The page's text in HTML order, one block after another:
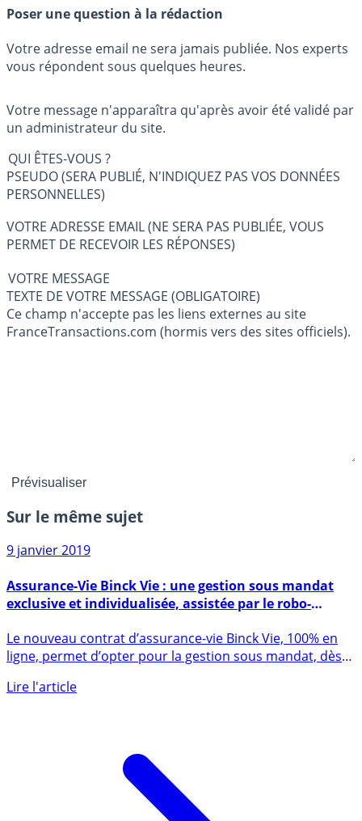
Poser une question à la rédaction
Votre adresse email ne sera jamais publiée. Nos experts
vous répondent sous quelques heures.
Votre message n'apparaîtra qu'après avoir été validé par
un administrateur du site.
QUI ÊTES-VOUS ?
PSEUDO (SERA PUBLIÉ, N'INDIQUEZ PAS VOS DONNÉES
PERSONNELLES)
VOTRE ADRESSE EMAIL (NE SERA PAS PUBLIÉE, VOUS
PERMET DE RECEVOIR LES RÉPONSES)
VOTRE MESSAGE
TEXTE DE VOTRE MESSAGE (OBLIGATOIRE)
Ce champ n'accepte pas les liens externes au site
FranceTransactions.com (hormis vers des sites officiels).
Sur le même sujet
9 janvier 2019
exclusive et individualisée, assistée par le robo-
advisor BinckBank
ligne, permet d’opter pour la gestion sous mandat, dès